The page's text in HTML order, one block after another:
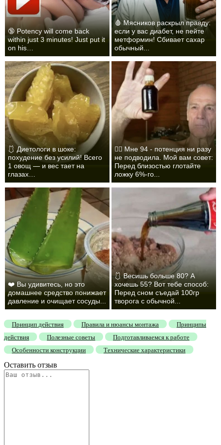
🔞 Potency will come back
within just 3 minutes! Just put it
on his…
🩸 Мясников раскрыл правду:
если у вас диабет, не пейте
метформин! Сбивает сахар
обычный...
🩱 Диетологи в шоке:
похудение без усилий! Всего
1 овощ — и вес тает на
глазах…
❤️‍🔥 Мне 94 - потенция ни разу
не подводила. Мой вам совет:
Перед близостью глотайте
ложку 6%-го...
❤️ Вы удивитесь, но это
домашнее средство понижает
давление и очищает сосуды...
🩱 Весишь больше 80? А
хочешь 55? Вот тебе способ:
Перед сном съедай 100гр
творога с обычной...
Принцип действия Правила и нюансы монтажа
Принципы
действия
Полезные советы
Подготавливаемся к работе
Особенности конструкции
Технические характеристики
Оставить отзыв